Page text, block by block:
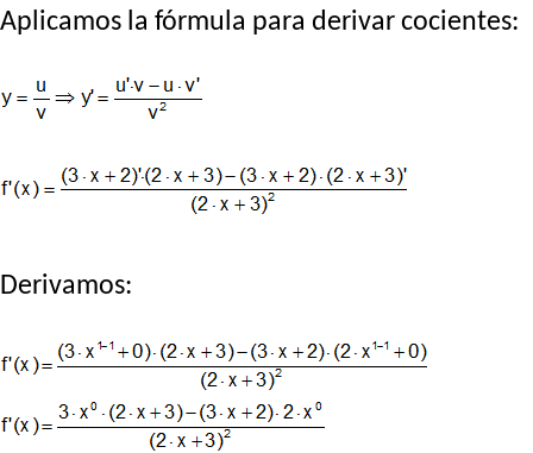
Aplicamos la fórmula para derivar cocientes:
Derivamos: